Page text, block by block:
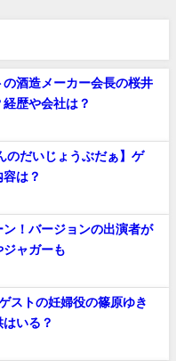
の酒造メーカー会長の桜井
歴や会社は？
のだいじょうぶだぁ】ゲ
は？
！バージョンの出演者が
ャガーも
ストの妊婦役の篠原ゆき
いる？